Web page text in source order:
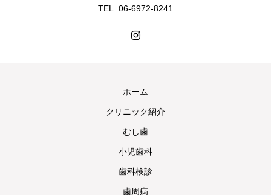
TEL. 06-6972-8241
ホーム
クリニック紹介
むし歯
小児歯科
歯科検診
歯周病